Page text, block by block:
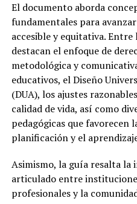
El documento aborda
fundamentales para
accesible y equitativa. Entre
destacan el enfoque de
metodológica y
educativos, el Diseño
(DUA), los ajustes
calidad de vida, así como
pedagógicas que favorecen
planificación y el
Asimismo, la guía resalta
articulado entre
profesionales y la